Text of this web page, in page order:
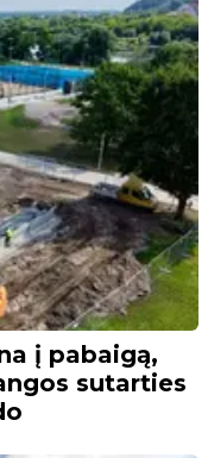
į pabaigą,
sutarties